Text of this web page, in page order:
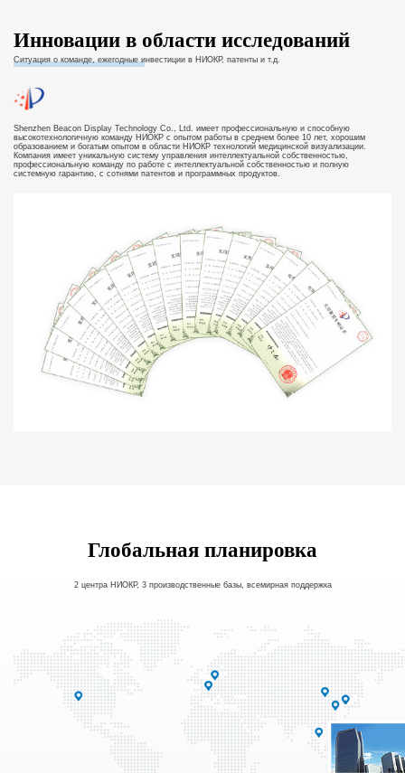
>">
Инновации в области исследований
Ситуация о команде, ежегодные инвестиции в НИОКР, патенты и т.д.
Shenzhen Beacon Display Technology Co., Ltd. имеет профессиональную и способную
высокотехнологичную команду НИОКР с опытом работы в среднем более 10 лет, хорошим
образованием и богатым опытом в области НИОКР технологий медицинской визуализации.
Компания имеет уникальную систему управления интеллектуальной собственностью,
профессиональную команду по работе с интеллектуальной собственностью и полную
системную гарантию, с сотнями патентов и программных продуктов.
Глобальная планировка
2 центра НИОКР, 3 производственные базы, всемирная поддержка